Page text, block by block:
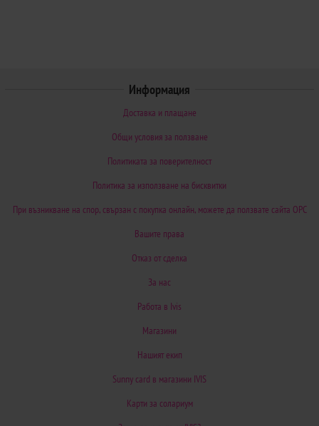
Информация
Доставка и плащане
Общи условия за ползване
Политиката за поверителност
Политика за използване на бисквитки
При възникване на спор, свързан с покупка онлайн, можете да ползвате сайта ОРС
Вашите права
Отказ от сделка
За нас
Работа в Ivis
Магазини
Нашият екип
Sunny card в магазини IVIS
Карти за солариум